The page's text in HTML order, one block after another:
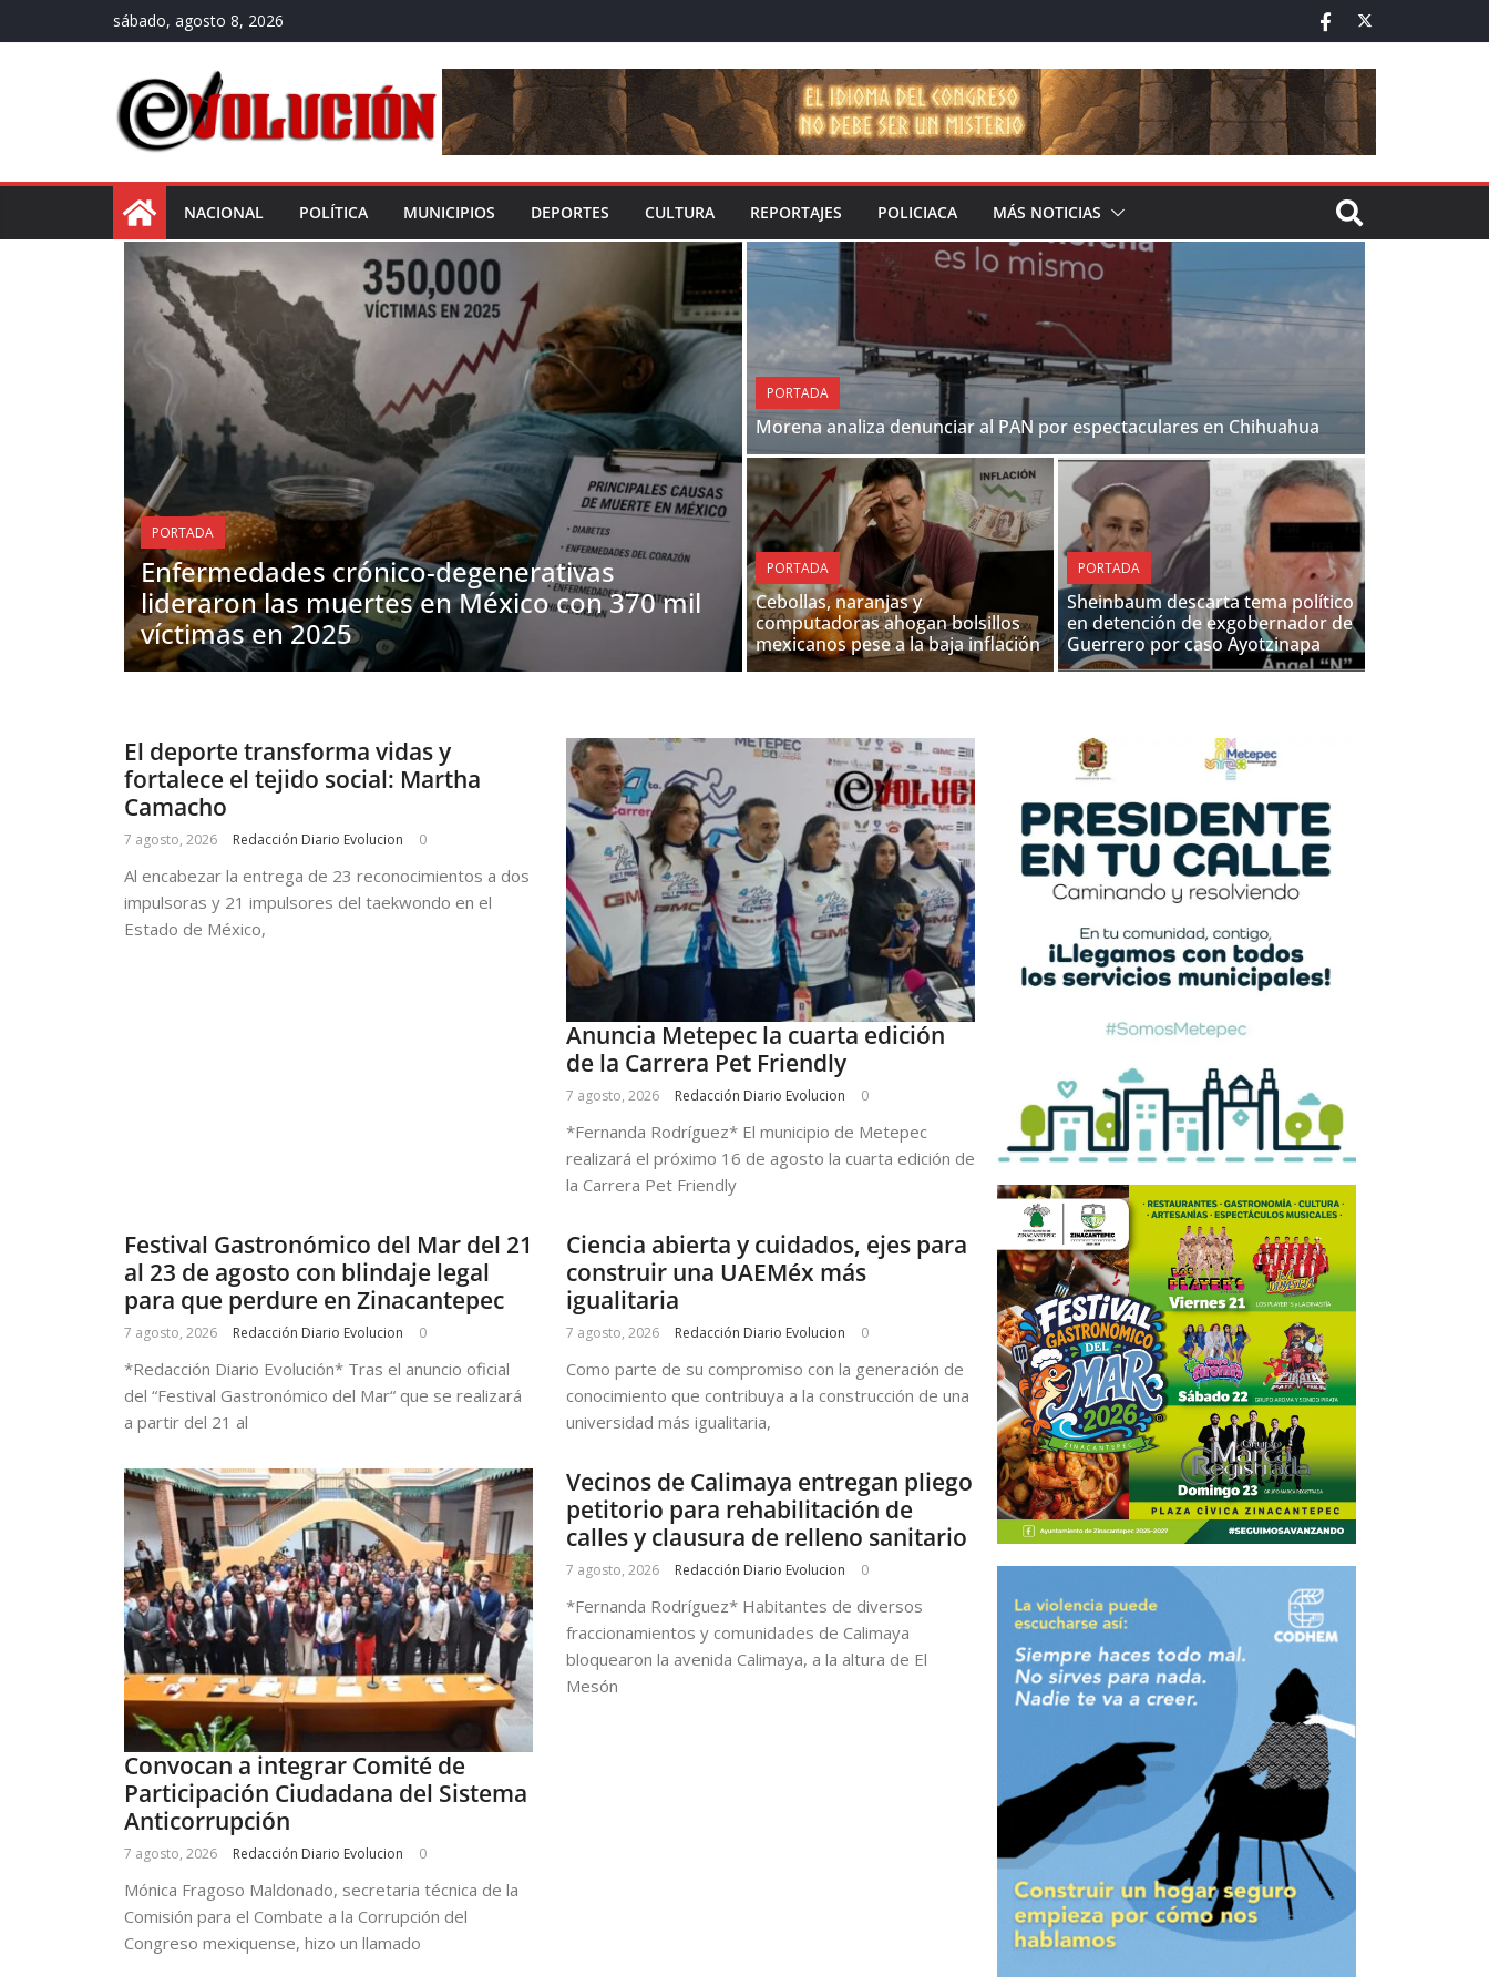
sábado, agosto 8, 2026
NACIONAL POLÍTICA MUNICIPIOS DEPORTES CULTURA REPORTAJES POLICIACA MÁS NOTICIAS
PORTADA
Enfermedades crónico-degenerativas
lideraron las muertes en México con 370 mil
víctimas en 2025
PORTADA
Morena analiza denunciar al PAN por espectaculares en Chihuahua
PORTADA
Cebollas, naranjas y
computadoras ahogan bolsillos
mexicanos pese a la baja inflación
PORTADA
Sheinbaum descarta tema político
en detención de exgobernador de
Guerrero por caso Ayotzinapa
El deporte transforma vidas y
fortalece el tejido social: Martha
Camacho
7 agosto, 2026 Redacción Diario Evolucion 0
Al encabezar la entrega de 23 reconocimientos a dos
impulsoras y 21 impulsores del taekwondo en el
Estado de México,
Anuncia Metepec la cuarta edición
de la Carrera Pet Friendly
7 agosto, 2026 Redacción Diario Evolucion 0
*Fernanda Rodríguez* El municipio de Metepec
realizará el próximo 16 de agosto la cuarta edición de
la Carrera Pet Friendly
Festival Gastronómico del Mar del 21
al 23 de agosto con blindaje legal
para que perdure en Zinacantepec
7 agosto, 2026 Redacción Diario Evolucion 0
*Redacción Diario Evolución* Tras el anuncio oficial
del “Festival Gastronómico del Mar“ que se realizará
a partir del 21 al
Ciencia abierta y cuidados, ejes para
construir una UAEMéx más
igualitaria
7 agosto, 2026 Redacción Diario Evolucion 0
Como parte de su compromiso con la generación de
conocimiento que contribuya a la construcción de una
universidad más igualitaria,
Convocan a integrar Comité de
Participación Ciudadana del Sistema
Anticorrupción
7 agosto, 2026 Redacción Diario Evolucion 0
Mónica Fragoso Maldonado, secretaria técnica de la
Comisión para el Combate a la Corrupción del
Congreso mexiquense, hizo un llamado
Vecinos de Calimaya entregan pliego
petitorio para rehabilitación de
calles y clausura de relleno sanitario
7 agosto, 2026 Redacción Diario Evolucion 0
*Fernanda Rodríguez* Habitantes de diversos
fraccionamientos y comunidades de Calimaya
bloquearon la avenida Calimaya, a la altura de El
Mesón